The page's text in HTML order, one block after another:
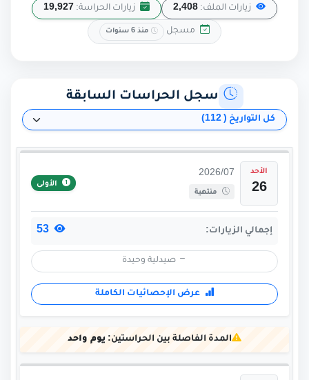
زيارات الملف: 2,408 زيارات الحراسة: 19,927
مسجل منذ 6 سنوات
سجل الحراسات السابقة
الأحد
26
2026/07
منتهية
الأولى
إجمالي الزيارات:
صيدلية وحيدة
عرض الإحصائيات الكاملة
المدة الفاصلة بين الحراستين: يوم واحد